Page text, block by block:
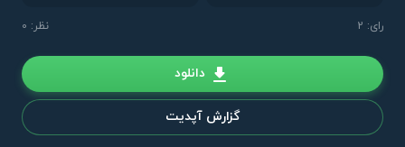
رای: 2 نظر: 0
دانلود
گزارش آپدیت